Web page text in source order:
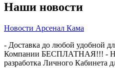
Наши новости
Новости Арсенал Кама
- Доставка до любой удобной
Компании БЕСПЛАТНАЯ!!! - На
разработка Личного Кабинета